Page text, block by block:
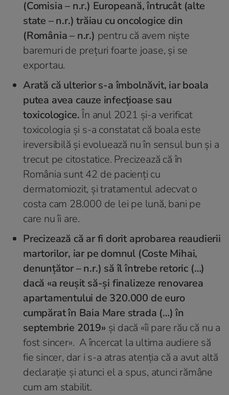
(Comisia – n.r.) Europeană, întrucât (alte
state – n.r.) trăiau cu oncologice din
(România – n.r.) pentru că avem niște
baremuri de prețuri foarte joase, şi se
exportau.
Arată că ulterior s-a îmbolnăvit, iar boala
putea avea cauze infecţioase sau
toxicologice.În anul 2021 şi-a verificat
toxicologia şi s-a constatat că boala este
ireversibilă și evoluează nu în sensul bun şi a
trecut pe citostatice. Precizează că în
România sunt 42 de pacienți cu
dermatomiozit, şi tratamentul adecvat o
costa cam 28.000 de lei pe lună, bani pe
care nu îi are.
Precizează că ar fi dorit aprobarea reaudierii
martorilor, iar pe domnul (Coste Mihai,
denunțător – n.r.) să îl întrebe retoric (…)
dacă «a reușit să-și finalizeze renovarea
apartamentului de 320.000 de euro
cumpărat în Baia Mare strada (…) în
septembrie 2019» şi dacă «îi pare rău că nu a
fost sincer». A încercat la ultima audiere să
fie sincer, dar i s-a atras atenția că a avut altă
declarație și atunci el a spus, atunci rămâne
cum am stabilit.